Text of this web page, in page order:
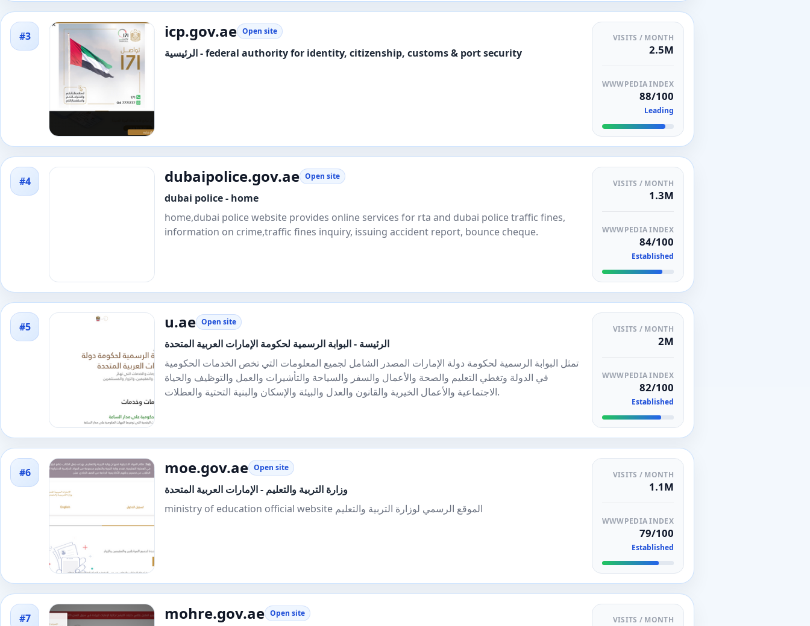
#3 icp.gov.ae Open site
الرئيسية - federal authority for identity, citizenship, customs & port security
VISITS / MONTH
2.5M
WWWPEDIA INDEX
88/100
Leading
#4 dubaipolice.gov.ae Open site
dubai police - home
home,dubai police website provides online services for rta and dubai police traffic fines,
information on crime,traffic fines inquiry, issuing accident report, bounce cheque.
VISITS / MONTH
1.3M
WWWPEDIA INDEX
84/100
Established
#5 u.ae Open site
الرئيسة - البوابة الرسمية لحكومة الإمارات العربية المتحدة
تمثل البوابة الرسمية لحكومة دولة الإمارات المصدر الشامل لجميع المعلومات التي تخص الخدمات الحكومية
في الدولة وتغطي التعليم والصحة والأعمال والسفر والسياحة والتأشيرات والعمل والتوظيف والحياة
الاجتماعية والأعمال الخيرية والقانون والعدل والبيئة والإسكان والبنية التحتية والعطلات.
VISITS / MONTH
2M
WWWPEDIA INDEX
82/100
Established
#6 moe.gov.ae Open site
وزارة التربية والتعليم - الإمارات العربية المتحدة
ministry of education official website الموقع الرسمي لوزارة التربية والتعليم
VISITS / MONTH
1.1M
WWWPEDIA INDEX
79/100
Established
#7 mohre.gov.ae Open site
VISITS / MONTH